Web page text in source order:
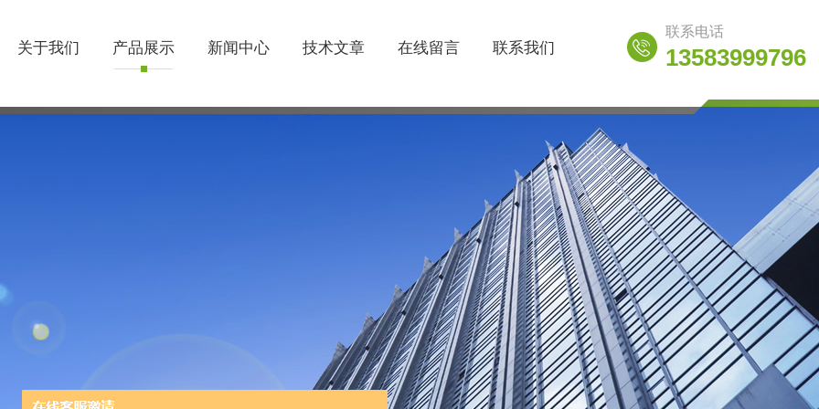
关于我们 产品展示 新闻中心 技术文章 在线留言 联系我们
联系电话
13583999796